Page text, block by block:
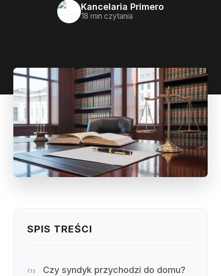
Kancelaria Primero
18 min czytania
SPIS TREŚCI
01
Czy syndyk przychodzi do domu?